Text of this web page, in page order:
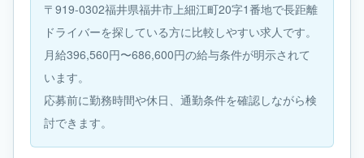
〒919-0302福井県福井市上細江町20字1番地で長距離
ドライバーを探している方に比較しやすい求人です。
月給396,560円〜686,600円の給与条件が明示されて
います。
応募前に勤務時間や休日、通勤条件を確認しながら検
討できます。